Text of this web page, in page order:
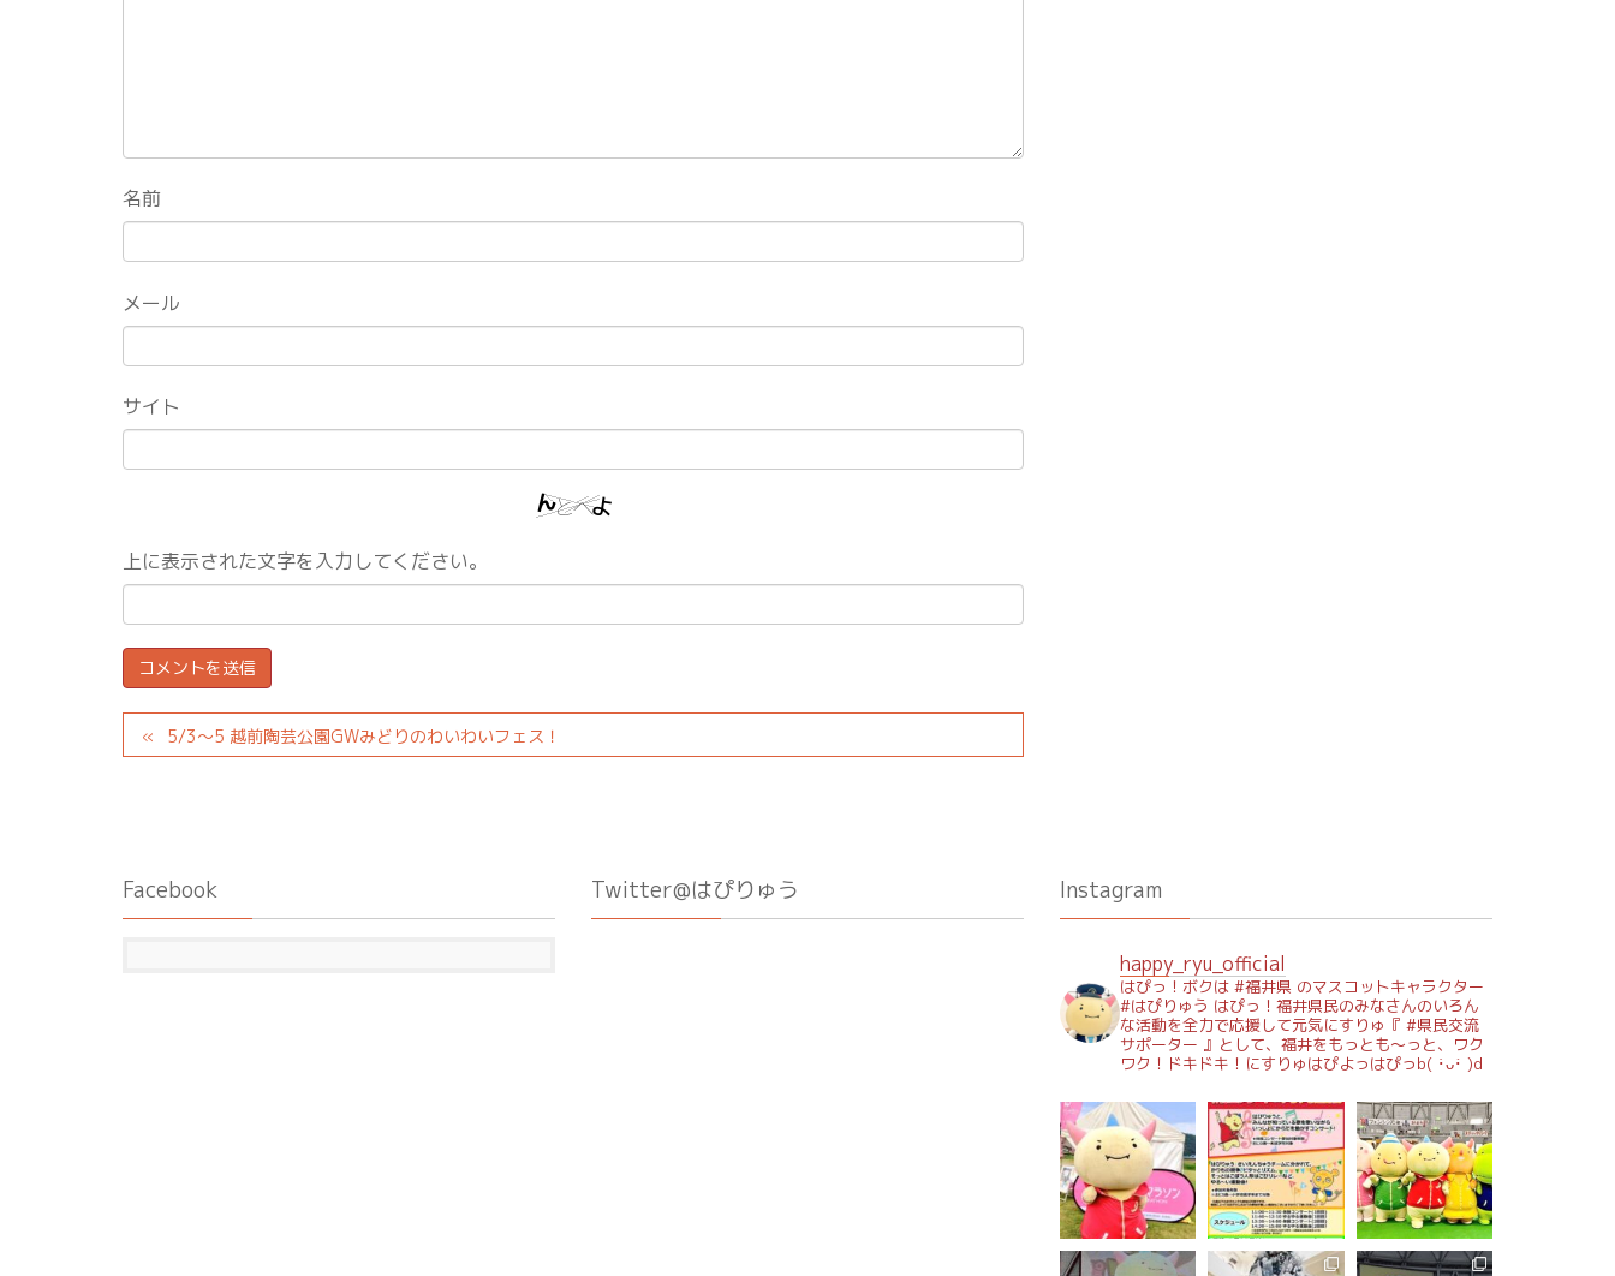
名前
メール
サイト
上に表示された文字を入力してください。
5/3～5 越前陶芸公園GWみどりのわいわいフェス！
Facebook Twitter@はぴりゅう Instagram
happy_ryu_official
はぴっ！ボクは #福井県 のマスコットキャラクター
#はぴりゅう はぴっ！福井県民のみなさんのいろん
な活動を全力で応援して元気にすりゅ『 #県民交流
サポーター 』として、福井をもっとも～っと、ワク
ワク！ドキドキ！にすりゅはぴよっはぴっb( ･̀ᴗ･́ )d